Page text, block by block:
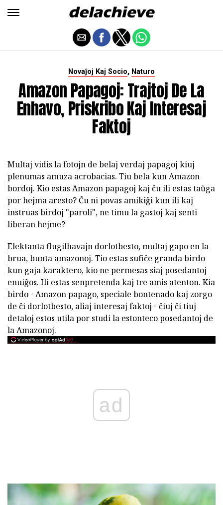
Novaĵoj Kaj Socio, Naturo
Amazon Papagoj: Trajtoj De La
Enhavo, Priskribo Kaj Interesaj
Faktoj
Multaj vidis la fotojn de belaj verdaj papagoj kiuj
plenumas amuza acrobacias. Tiu bela kun Amazon
bordoj. Kio estas Amazon papagoj kaj ĉu ili estas taŭga
por hejma aresto? Ĉu ni povas amikiĝi kun ili kaj
instruas birdoj "paroli", ne timu la gastoj kaj senti
liberan hejme?
Elektanta flugilhavajn dorlotbesto, multaj gapo en la
brua, bunta amazonoj. Tio estas sufiĉe granda birdo
kun gaja karaktero, kio ne permesas siaj posedantoj
enuiĝos. Ili estas senpretenda kaj tre amis atenton. Kia
birdo - Amazon papago, speciale bontenado kaj zorgo
de ĉi dorlotbesto, aliaj interesaj faktoj - ĉiuj ĉi tiuj
detaloj estos utila por studi la estonteco posedantoj de
la Amazonoj.
ad